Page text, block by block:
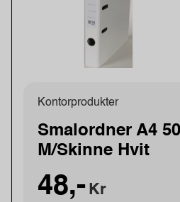
Kontorprodukter
Smalordner A4
M/Skinne Hvit
48,- Kr